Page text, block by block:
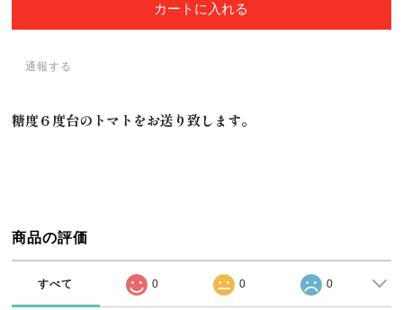
カートに入れる
通報する
糖度６度台のトマトをお送り致します。
商品の評価
すべて 0 0 0